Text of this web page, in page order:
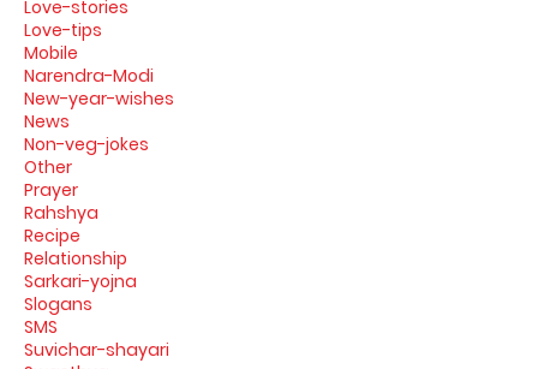
Love-stories
Love-tips
Mobile
Narendra-Modi
New-year-wishes
News
Non-veg-jokes
Other
Prayer
Rahshya
Recipe
Relationship
Sarkari-yojna
Slogans
SMS
Suvichar-shayari